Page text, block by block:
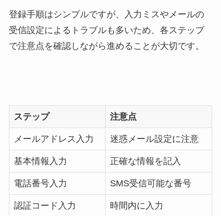
登録手順はシンプルですが、入力ミスやメールの
受信設定によるトラブルも多いため、各ステップ
で注意点を確認しながら進めることが大切です。
ステップ 注意点
メールアドレス入力 迷惑メール設定に注意
基本情報入力 正確な情報を記入
電話番号入力 SMS受信可能な番号
認証コード入力 時間内に入力